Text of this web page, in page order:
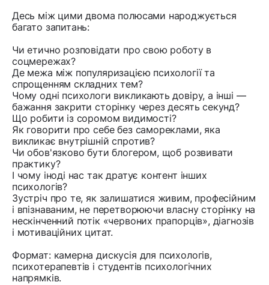
Десь між цими двома полюсами народжується
багато запитань:
Чи етично розповідати про свою роботу в
соцмережах?
Де межа між популяризацією психології та
спрощенням складних тем?
Чому одні психологи викликають довіру, а інші —
бажання закрити сторінку через десять секунд?
Що робити із соромом видимості?
Як говорити про себе без самореклами, яка
викликає внутрішній спротив?
Чи обов'язково бути блогером, щоб розвивати
практику?
І чому іноді нас так дратує контент інших
психологів?
Зустріч про те, як залишатися живим, професійним
і впізнаваним, не перетворюючи власну сторінку на
нескінченний потік «червоних прапорців», діагнозів
і мотиваційних цитат.
Формат: камерна дискусія для психологів,
психотерапевтів і студентів психологічних
напрямків.